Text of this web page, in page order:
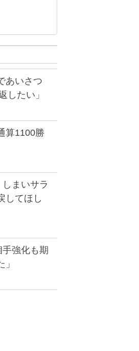
あいさつ
したい」
算1100勝
まいサラ
してほし
強化も期